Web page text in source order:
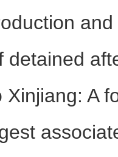
坠渠孕妇被困，
detained
Xinjiang: A